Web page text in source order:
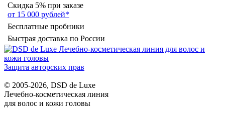
Скидка 5% при заказе
от 15 000 рублей*
Бесплатные пробники
Быстрая доставка по России
Защита авторских прав
© 2005-2026, DSD de Luxe
Лечебно-косметическая линия
для волос и кожи головы